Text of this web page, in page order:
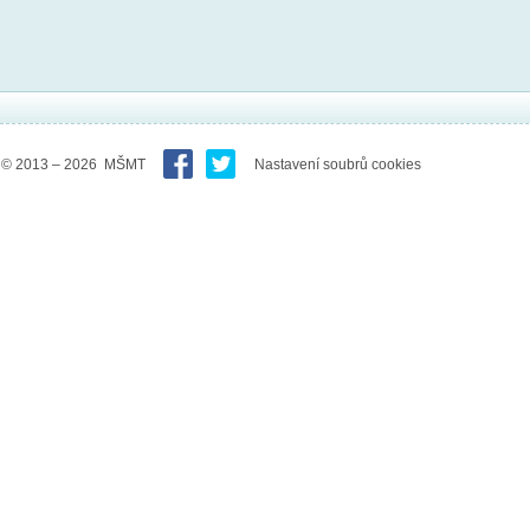
© 2013 – 2026 MŠMT Nastavení soubrů cookies